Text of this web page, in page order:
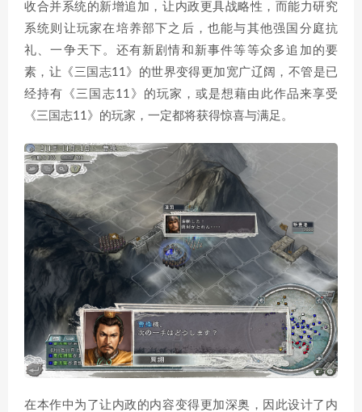
收合并系统的新增追加，让内政更具战略性，而能力研究
系统则让玩家在培养部下之后，也能与其他强国分庭抗
礼、一争天下。还有新剧情和新事件等等众多追加的要
素，让《三国志11》的世界变得更加宽广辽阔，不管是已
经持有《三国志11》的玩家，或是想藉由此作品来享受
《三国志11》的玩家，一定都将获得惊喜与满足。
在本作中为了让内政的内容变得更加深奥，因此设计了内